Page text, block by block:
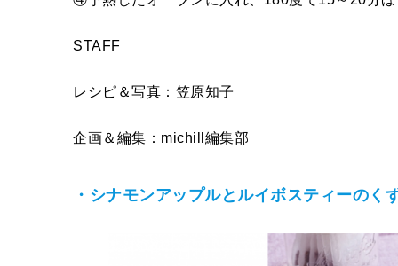
STAFF
レシピ＆写真：笠原知子
企画＆編集： michill 編集部
・シナモンアップルとルイボスティーのく